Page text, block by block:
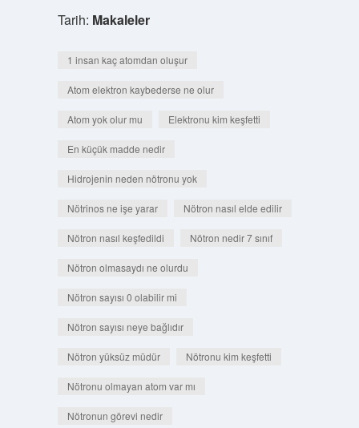
Tarih: Makaleler
1 insan kaç atomdan oluşur
Atom elektron kaybederse ne olur
Atom yok olur mu Elektronu kim keşfetti
En küçük madde nedir
Hidrojenin neden nötronu yok
Nötrinos ne işe yarar Nötron nasıl elde edilir
Nötron nasıl keşfedildi Nötron nedir 7 sınıf
Nötron olmasaydı ne olurdu
Nötron sayısı 0 olabilir mi
Nötron sayısı neye bağlıdır
Nötron yüksüz müdür Nötronu kim keşfetti
Nötronu olmayan atom var mı
Nötronun görevi nedir